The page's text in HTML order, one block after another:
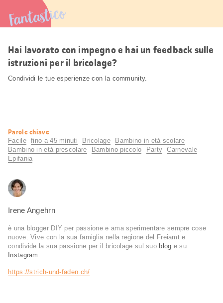
Fantastico
Hai lavorato con impegno e hai un feedback sulle
istruzioni per il bricolage?
Condividi le tue esperienze con la community.
Informazioni
utili
Parole chiave
Facile fino a 45 minuti Bricolage
Bambino in età scolare
Bambino in età prescolare
Bambino piccolo Party
Carnevale
Epifania
Irene Angehrn
è una blogger DIY per passione e ama sperimentare sempre cose
nuove. Vive con la sua famiglia nella regione del Freiamt e
condivide la sua passione per il bricolage sul suo blog e su
Instagram
https://strich-und-faden.ch/